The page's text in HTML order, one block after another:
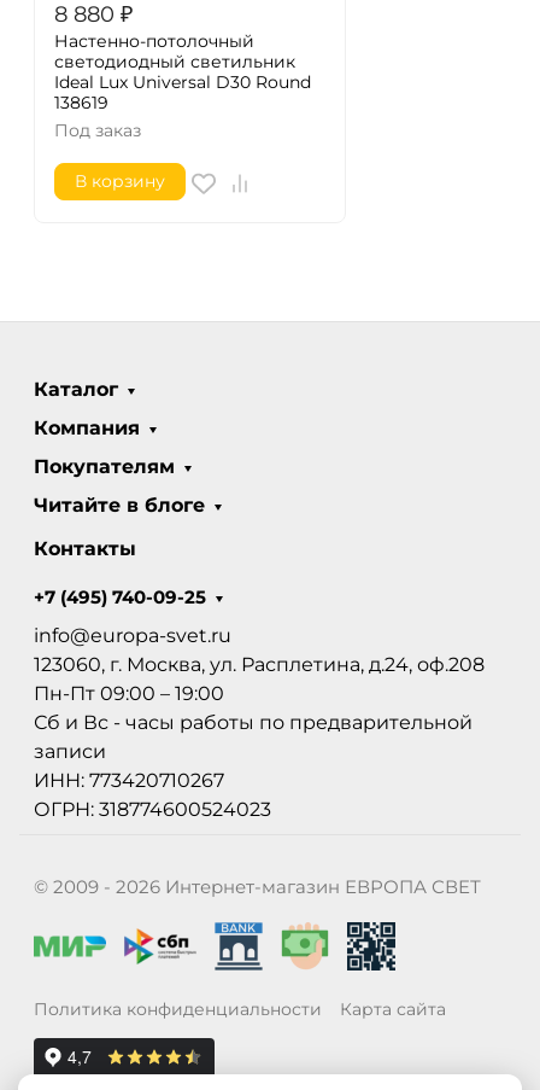
8 880 ₽
Настенно-потолочный
светодиодный светильник
Ideal Lux Universal D30 Round
138619
Под заказ
В корзину
Каталог
Компания
Покупателям
Читайте в блоге
Контакты
+7 (495) 740-09-25
info@europa-svet.ru
123060, г. Москва, ул. Расплетина, д.24, оф.208
Пн-Пт 09:00 – 19:00
Сб и Вс - часы работы по предварительной
записи
ИНН: 773420710267
ОГРН: 318774600524023
© 2009 - 2026 Интернет-магазин ЕВРОПА СВЕТ
Политика конфиденциальности Карта сайта